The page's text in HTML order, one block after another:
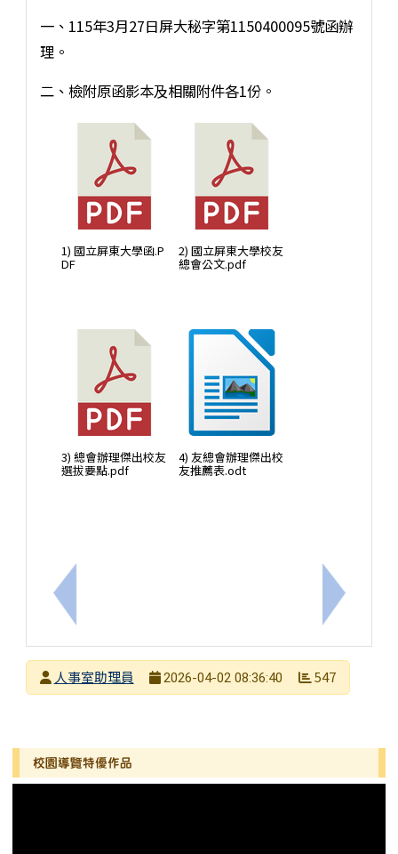
上一筆：轉知誠徵115學年度調用教師，歡迎教師報
一、115年3月27日屏大秘字第1150400095號函辦
理。
二、檢附原函影本及相關附件各1份。
1) 國立屏東大學函.P
DF
2) 國立屏東大學校友
總會公文.pdf
3) 總會辦理傑出校友
選拔要點.pdf
4) 友總會辦理傑出校
友推薦表.odt
下一筆：
發布者人事室助理員
2026-04-02 08:36:40 547
左邊區域內容
校園導覽特優作品